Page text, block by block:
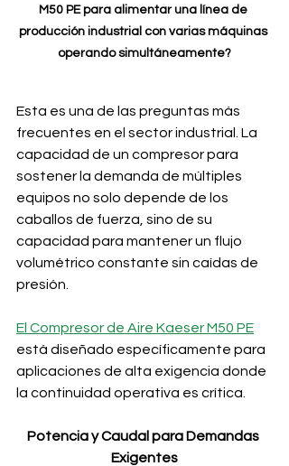
M50 PE para alimentar una línea de
producción industrial con varias máquinas
operando simultáneamente?
Esta es una de las preguntas más
frecuentes en el sector industrial. La
capacidad de un compresor para
sostener la demanda de múltiples
equipos no solo depende de los
caballos de fuerza, sino de su
capacidad para mantener un flujo
volumétrico constante sin caídas de
presión.
El Compresor de Aire Kaeser M50 PE
está diseñado específicamente para
aplicaciones de alta exigencia donde
la continuidad operativa es crítica.
Potencia y Caudal para Demandas
Exigentes